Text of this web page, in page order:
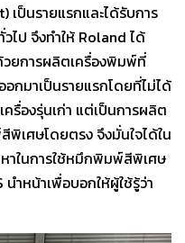
เป็นรายแรกและได้รับการ
ไป จึงทำให้ Roland ได้
ยการผลิตเครื่องพิมพ์ที่
กมาเป็นรายแรกโดยที่ไม่ได้
รื่องรุ่นเก่า แต่เป็นการผลิต
พิเศษโดยตรง จึงมั่นใจได้ใน
าในการใช้หมึกพิมพ์สีพิเศษ
ำหน้าเพื่อบอกให้ผู้ใช้รู้ว่า